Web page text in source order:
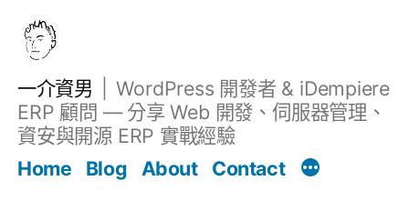
一介資男
WordPress 開發者 & iDempiere
ERP 顧問 — 分享 Web 開發、伺服器管理、
資安與開源 ERP 實戰經驗
Home
Blog About Contact
文章 Filter